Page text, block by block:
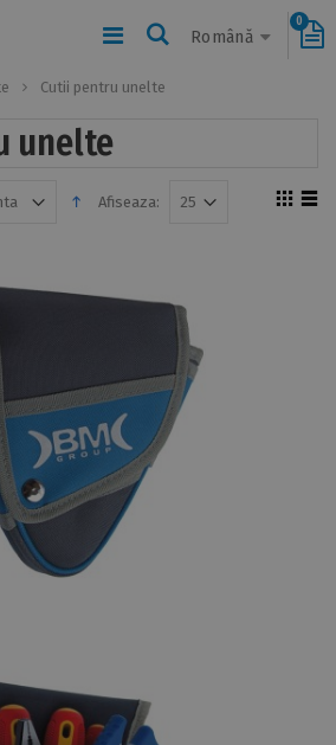
Română
0
Cutii pentru unelte
unelte
Afiseaza: